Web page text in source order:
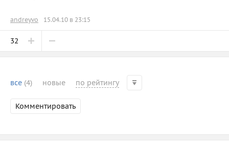
andreyvo 15.04.10 в 23:15
32
все (4) новые по рейтингу
Комментировать